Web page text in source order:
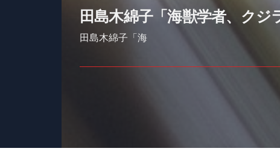
田島木綿子「海獣学者、ク
田島木綿子「海